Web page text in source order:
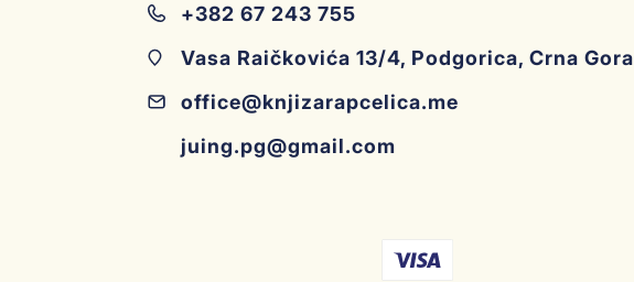
+382 67 243 755
Vasa Raičkovića 13/4, Podgorica, Crna Gora
office@knjizarapcelica.me
juing.pg@gmail.com